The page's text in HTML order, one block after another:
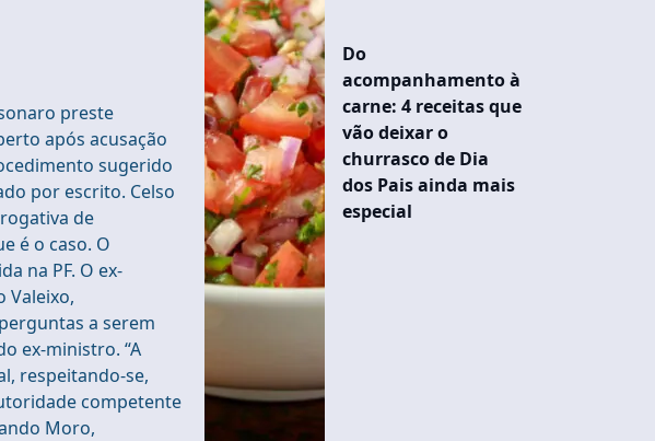
preste
após acusação
sugerido
por escrito. Celso
de
é o caso. O
na PF. O ex-
Valeixo,
a serem
ex-ministro. “A
respeitando-se,
competente
Moro,
Do
acompanhamento à
carne: 4 receitas que
vão deixar o
churrasco de Dia
dos Pais ainda mais
especial